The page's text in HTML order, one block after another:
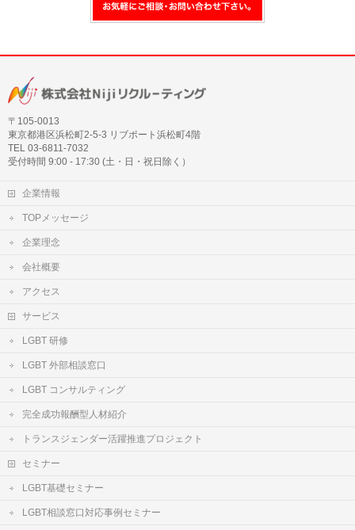
〒105‐0013
東京都港区浜松町2-5-3 リブポート浜松町4階
TEL 03-6811-7032
受付時間 9:00 - 17:30 (土・日・祝日除く）
企業情報
TOPメッセージ
企業理念
会社概要
アクセス
サービス
LGBT 研修
LGBT 外部相談窓口
LGBT コンサルティング
完全成功報酬型人材紹介
トランスジェンダー活躍推進プロジェクト
セミナー
LGBT基礎セミナー
LGBT相談窓口対応事例セミナー